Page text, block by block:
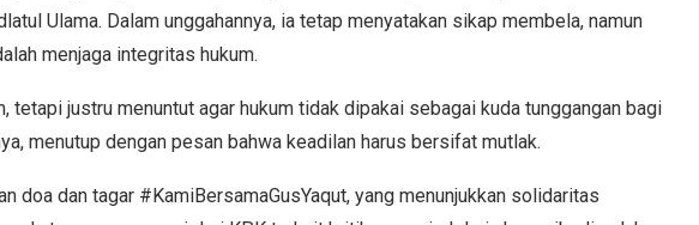
Ulama. Dalam unggahannya, ia tetap menyatakan sikap membela, namun
menjaga integritas hukum.
tetapi justru menuntut agar hukum tidak dipakai sebagai kuda tunggangan bagi
menutup dengan pesan bahwa keadilan harus bersifat mutlak.
doa dan tagar #KamiBersamaGusYaqut, yang menunjukkan solidaritas